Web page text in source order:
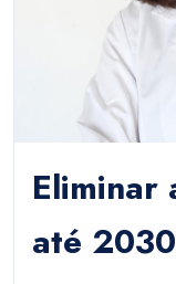
Eliminar
até